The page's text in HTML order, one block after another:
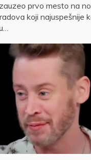
prvo mesto na
koji najuspešnije